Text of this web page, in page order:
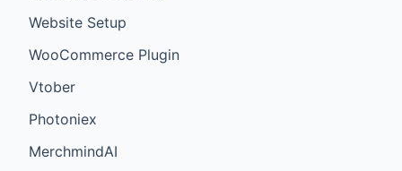
Website Setup
WooCommerce Plugin
Vtober
Photoniex
MerchmindAI